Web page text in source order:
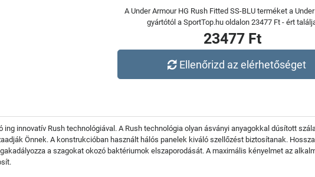
A Under Armour HG Rush Fitted SS-BLU terméket a
gyártótól a SportTop.hu oldalon 23477 Ft - ért
23477 Ft
Ellenőrizd az elérhetőséget
ing innovatív Rush technológiával. A Rush technológia olyan ásványi anyagokkal dúsított
Önnek. A konstrukcióban használt hálós panelek kiváló szellőzést biztosítanak.
a szagokat okozó baktériumok elszaporodását. A maximális kényelmet az